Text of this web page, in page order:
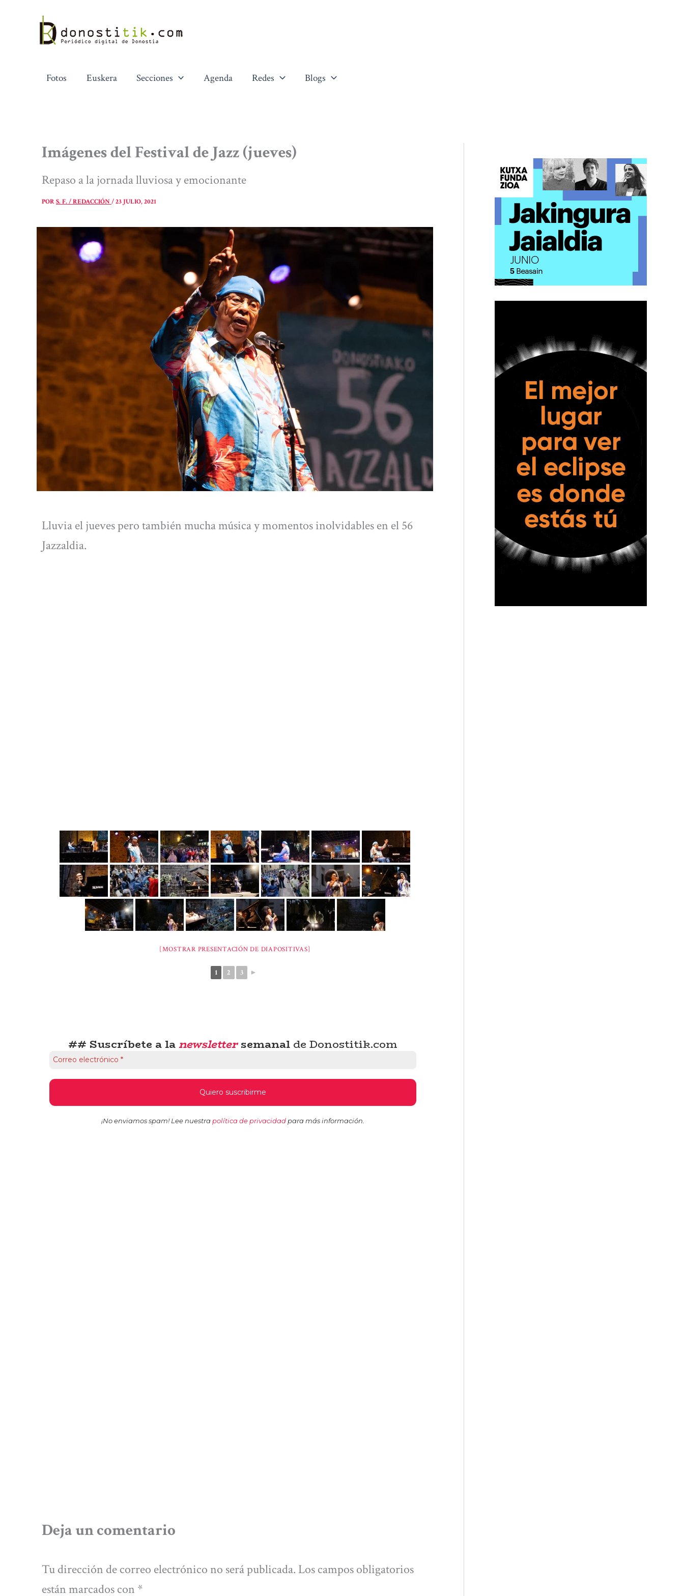
contenido
Fotos Euskera Secciones Agenda Redes Blogs
Imágenes del Festival de Jazz (jueves)
Repaso a la jornada lluviosa y emocionante
PORS. F. / REDACCIÓN/23 JULIO, 2021
Lluvia el jueves pero también mucha música y momentos inolvidables en el 56
Jazzaldia.
[MOSTRAR PRESENTACIÓN DE DIAPOSITIVAS]
1 2 3 ►
## Suscríbete a lanewslettersemanal de Donostitik.com
¡No enviamos spam! Lee nuestra política de privacidad para más información.
Deja un comentario
Tu dirección de correo electrónico no será publicada. Los campos obligatorios
están marcados con *